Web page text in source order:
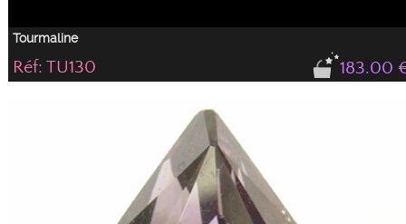
Tourmaline
183.00
Réf: TU130